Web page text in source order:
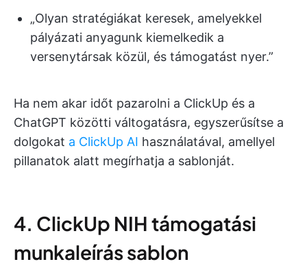
„Olyan stratégiákat keresek, amelyekkel
pályázati anyagunk kiemelkedik a
versenytársak közül, és támogatást nyer.”
Ha nem akar időt pazarolni a ClickUp és a
ChatGPT közötti váltogatásra, egyszerűsítse a
dolgokat a ClickUp AI használatával, amellyel
pillanatok alatt megírhatja a sablonját.
4. ClickUp NIH támogatási
munkaleírás sablon